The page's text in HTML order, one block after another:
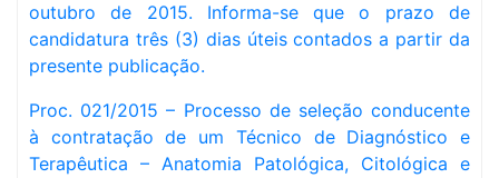
outubro de 2015. Informa-se que o prazo de
candidatura três (3) dias úteis contados a partir da
presente publicação.
Proc. 021/2015 – Processo de seleção conducente
à contratação de um Técnico de Diagnóstico e
Terapêutica – Anatomia Patológica, Citológica e